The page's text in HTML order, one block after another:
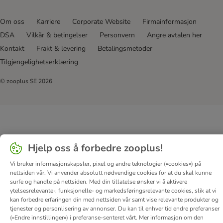
Om oss Karriere Corporate Website
Firmainformasjon
DSA
Vilkår & betingelser Personvern
Angre avtalen her
Kontakt
Frakt & levering
Betalingsmetoder
Tilgjengelighetserklæring
© zooplus SE 2026
Hjelp oss å forbedre zooplus!
Vi bruker informasjonskapsler, pixel og andre teknologier («cookies») på
nettsiden vår. Vi anvender absolutt nødvendige cookies for at du skal kunne
surfe og handle på nettsiden. Med din tillatelse ønsker vi å aktivere
ytelsesrelevante-, funksjonelle- og markedsføringsrelevante cookies, slik at vi
kan forbedre erfaringen din med nettsiden vår samt vise relevante produkter og
tjenester og personlisering av annonser. Du kan til enhver tid endre preferanser
(«Endre innstillinger») i preferanse-senteret vårt. Mer informasjon om den